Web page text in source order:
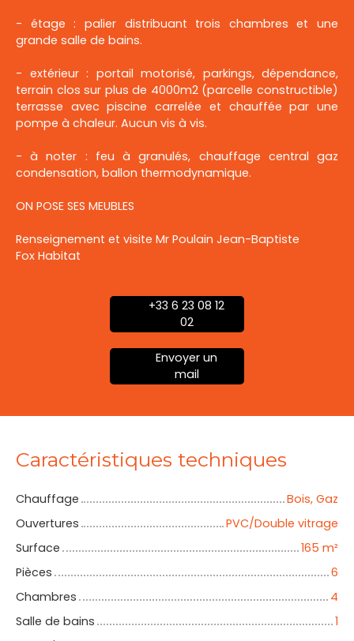
- étage : palier distribuant trois chambres et une
grande salle de bains.
- extérieur : portail motorisé, parkings, dépendance,
terrain clos sur plus de 4000m2 (parcelle constructible)
terrasse avec piscine carrelée et chauffée par une
pompe à chaleur. Aucun vis à vis.
- à noter : feu à granulés, chauffage central gaz
condensation, ballon thermodynamique.
ON POSE SES MEUBLES
Renseignement et visite Mr Poulain Jean-Baptiste
Fox Habitat
+33 6 23 08 12
02
Envoyer un
mail
Caractéristiques techniques
Chauffage
Bois, Gaz
Ouvertures
PVC/Double vitrage
Surface
165 m²
Pièces
6
Chambres
4
Salle de bains
1